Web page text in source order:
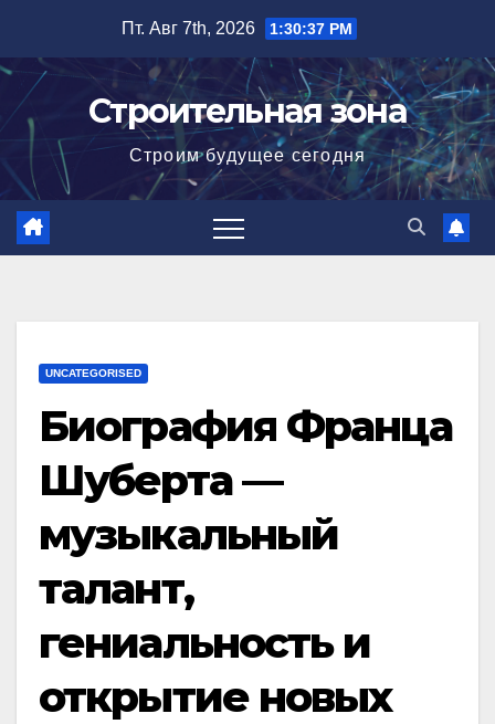
содержимому
Пт. Авг 7th, 2026 1:30:39 PM
Строительная зона
Строим будущее сегодня
UNCATEGORISED
Биография Франца
Шуберта —
музыкальный
талант,
гениальность и
открытие новых